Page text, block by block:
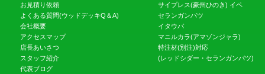
お見積り依頼
よくある質問(ウッドデッキQ＆A)
会社概要
アクセスマップ
店長あいさつ
スタッフ紹介
代表ブログ
サイプレス(豪州ひのき) イペ
セランガンバツ
イタウバ
マニルカラ(アマゾンジャラ)
特注材(別注)対応
(レッドシダー・セランガンバツ)